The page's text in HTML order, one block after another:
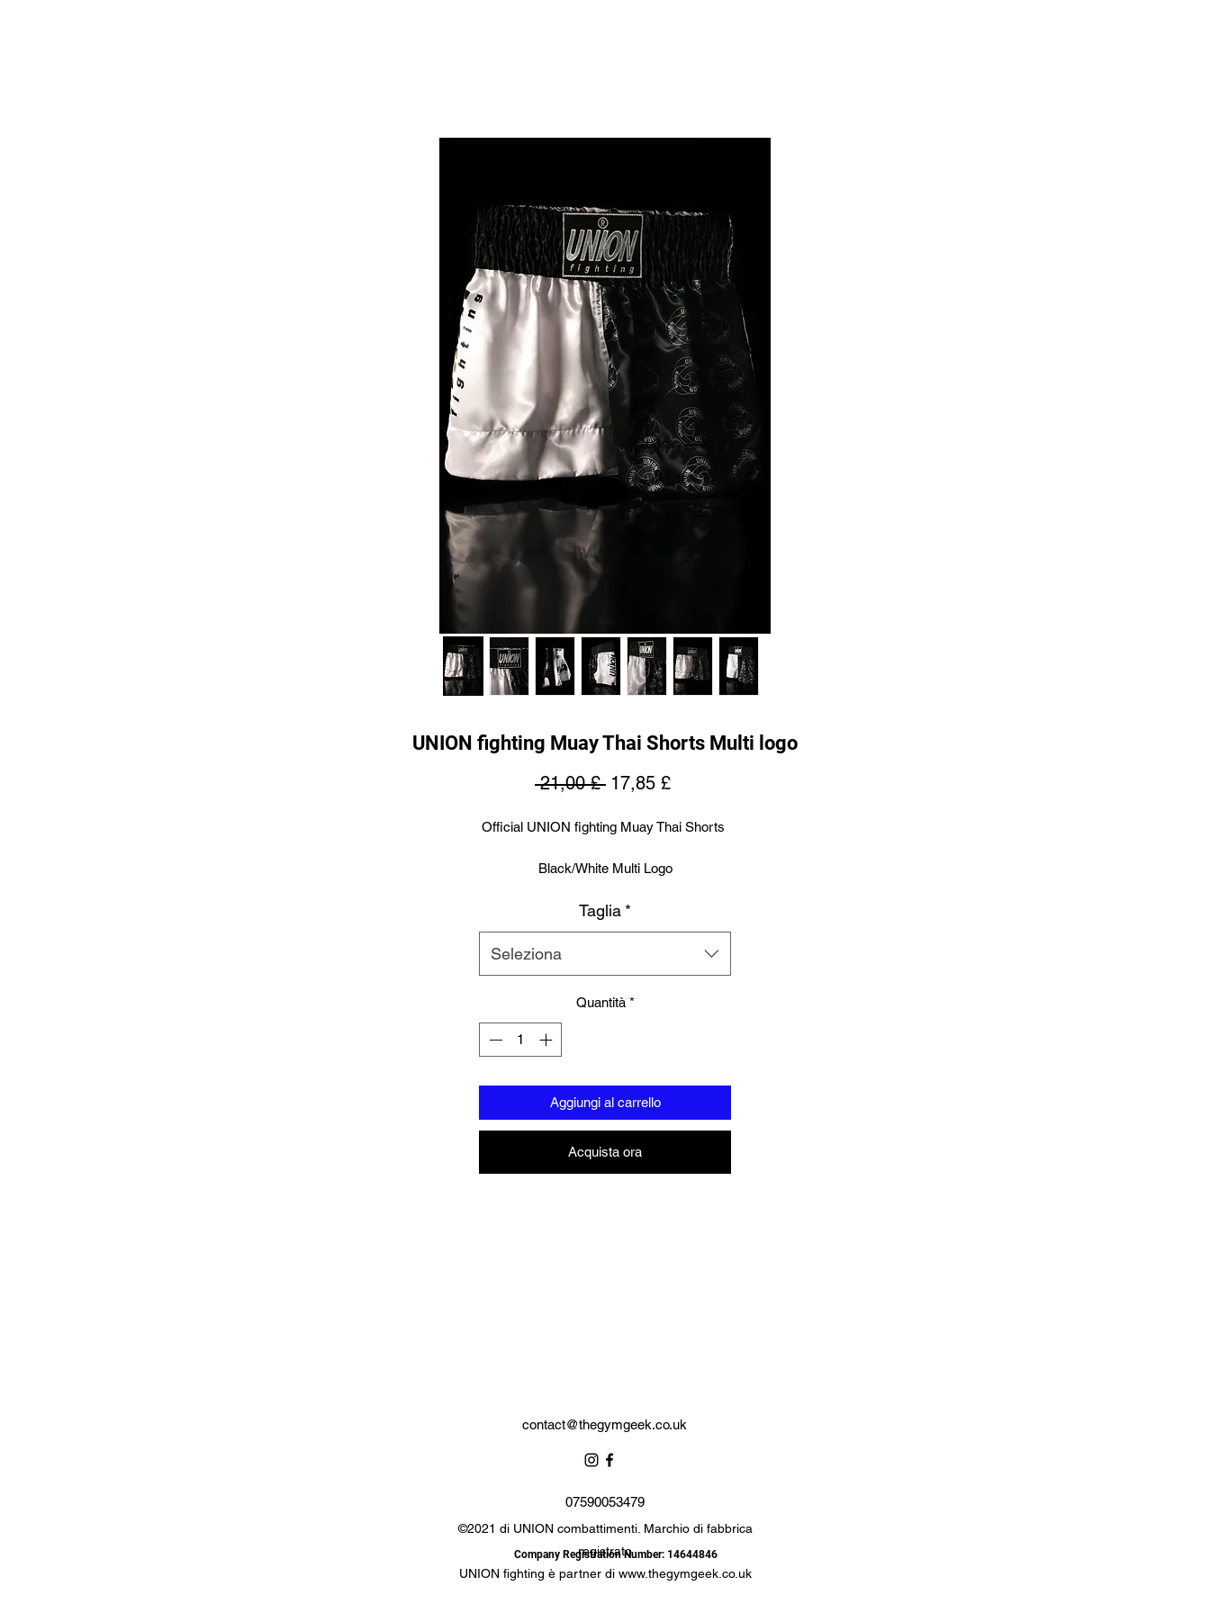
UNION fighting Muay Thai Shorts Multi logo
21,00 £ Prezzo
17,85 £Prezzo
Official UNION fighting Muay Thai Shorts
Black/White Multi Logo
Logo to groin area
Mesh panelling to outer thigh area
Please note these are Thai sizing, Please order a size up from your
Taglia *
Seleziona
Quantità *
Aggiungi al carrello
Acquista ora
contact@thegymgeek.co.uk
07590053479
©2021 di UNION combattimenti. Marchio di fabbrica
registrato
UNION fighting è partner di www.thegymgeek.co.uk
Company Registration Number: 14644846